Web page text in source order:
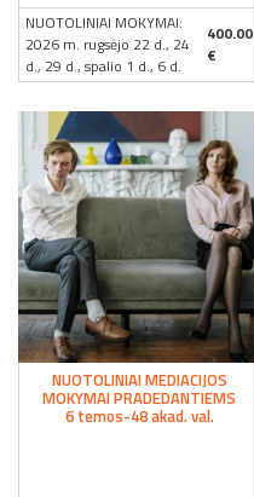
NUOTOLINIAI MOKYMAI:
2026 m. rugsėjo 22 d., 24
d., 29 d., spalio 1 d., 6 d.
400.00
€
NUOTOLINIAI MEDIACIJOS
MOKYMAI PRADEDANTIEMS
6 temos-48 akad. val.